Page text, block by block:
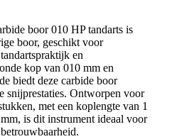
boor 010 HP tandarts is
boor, geschikt voor
en
kop van 010 mm en
biedt deze carbide boor
snijprestaties. Ontworpen voor
met een koplengte van 1
is dit instrument ideaal voor